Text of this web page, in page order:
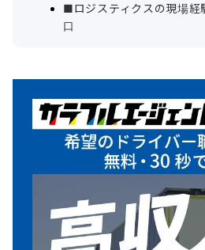
■ロジスティクスの現場経
口